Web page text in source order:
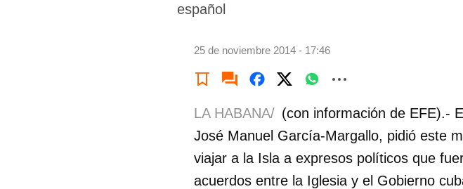
español
25 de noviembre 2014 - 17:46
LA HABANA/ (con información de EFE).-
José Manuel García-Margallo, pidió este
viajar a la Isla a expresos políticos que
acuerdos entre la Iglesia y el Gobierno